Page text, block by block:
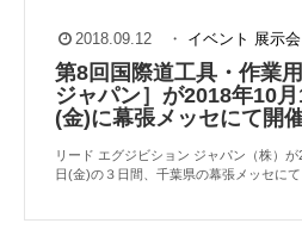
2018.09.12 ・ イベント 展示会
第8回国際道工具・作業
ジャパン］が2018年10
(金)に幕張メッセにて開
リード エグジビション ジャパン（株）
日(金)の３日間、千葉県の幕張メッセに